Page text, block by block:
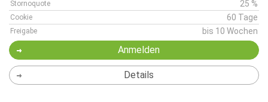
Stornoquote 25 %
Cookie 60 Tage
Freigabe bis 10 Wochen
Anmelden
Details